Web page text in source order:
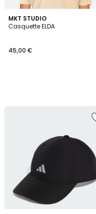
MKT STUDIO
Casquette ELDA
45,00 €